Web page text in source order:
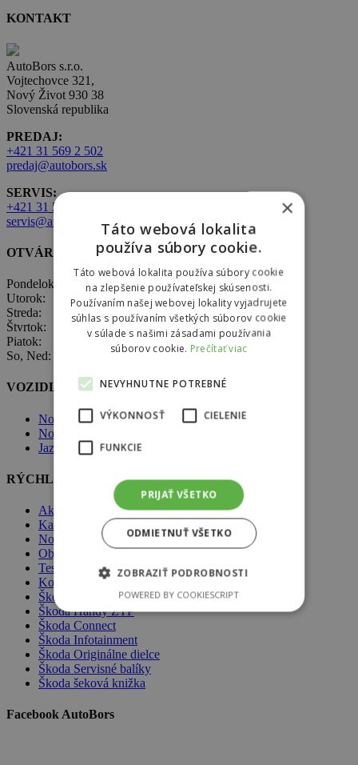
KONTAKT
AutoBors s.r.o.
Vojtechovce 321,
Nový Život 930 38
Slovenská republika
PREDAJ:
+421 31 569 2 502
predaj@autobors.sk
SERVIS:
+421 31 569 1 080
servis@autobors.sk
OTVÁRACIE HODINY
Pondelok: 8:00 – 17:00
Utorok: 8:00 – 17:00
Streda: 8:00 – 17:00
Štvrtok: 8:00 – 17:00
Piatok: 8:00 – 17:00
So, Ned: nepracujeme
VOZIDLÁ ŠKODA
Nové vozidlá Škoda
Nové vozidlá skladom
Jazdené vozidlá skladom
RÝCHLA NAVIGÁCIA
Akcie
Kariéra
Novinky
Objednávka do servisu
Testovacia jazda
Komplexné poistenie
Škoda Assistance
Škoda Handy ZŤP
Škoda Connect
Škoda Infotainment
Škoda Originálne dielce
Škoda Servisné balíky
Škoda šeková knižka
Facebook AutoBors
×
Táto webová lokalita
používa súbory cookie.
Táto webová lokalita používa súbory cookie
na zlepšenie používateľskej skúsenosti.
Používaním našej webovej lokality vyjadrujete
súhlas s používaním všetkých súborov cookie
v súlade s našimi zásadami používania
súborov cookie. Prečítať viac
NEVYHNUTNE POTREBNÉ
VÝKONNOSŤ CIELENIE
FUNKCIE
PRIJAŤ VŠETKO
ODMIETNUŤ VŠETKO
ZOBRAZIŤ PODROBNOSTI
POWERED BY COOKIESCRIPT